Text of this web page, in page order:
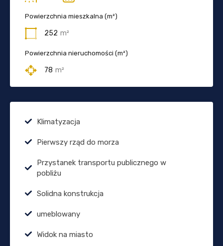
Powierzchnia mieszkalna (m²)
252 m²
Powierzchnia nieruchomości (m²)
78 m²
Klimatyzacja
Pierwszy rząd do morza
Przystanek transportu publicznego w
pobliżu
Solidna konstrukcja
umeblowany
Widok na miasto